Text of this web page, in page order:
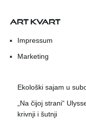
ART KVART
Impressum
Marketing
Ekološki sajam u
„Na čijoj strani“
krivnji i šutnji